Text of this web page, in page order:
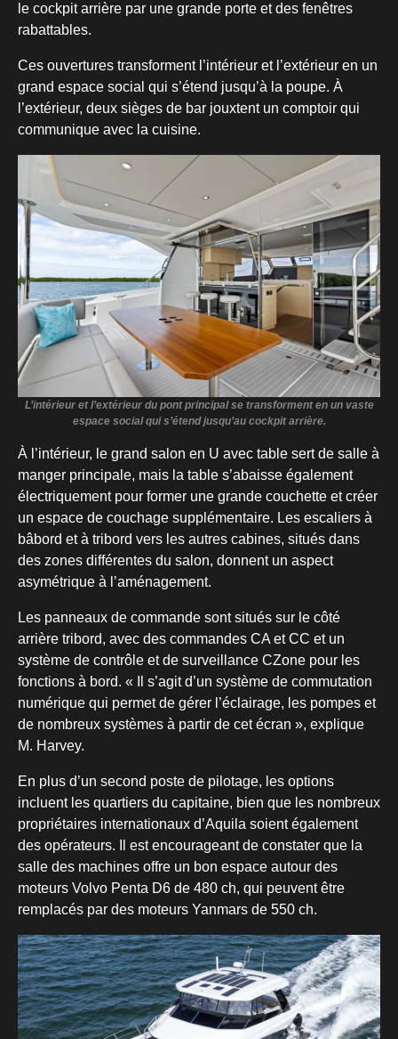
le cockpit arrière par une grande porte et des fenêtres
rabattables.
Ces ouvertures transforment l’intérieur et l’extérieur en un
grand espace social qui s’étend jusqu’à la poupe. À
l’extérieur, deux sièges de bar jouxtent un comptoir qui
communique avec la cuisine.
L’intérieur et l’extérieur du pont principal se transforment en un vaste
espace social qui s’étend jusqu’au cockpit arrière.
À l’intérieur, le grand salon en U avec table sert de salle à
manger principale, mais la table s’abaisse également
électriquement pour former une grande couchette et créer
un espace de couchage supplémentaire. Les escaliers à
bâbord et à tribord vers les autres cabines, situés dans
des zones différentes du salon, donnent un aspect
asymétrique à l’aménagement.
Les panneaux de commande sont situés sur le côté
arrière tribord, avec des commandes CA et CC et un
système de contrôle et de surveillance CZone pour les
fonctions à bord. « Il s’agit d’un système de commutation
numérique qui permet de gérer l’éclairage, les pompes et
de nombreux systèmes à partir de cet écran », explique
M. Harvey.
En plus d’un second poste de pilotage, les options
incluent les quartiers du capitaine, bien que les nombreux
propriétaires internationaux d’Aquila soient également
des opérateurs. Il est encourageant de constater que la
salle des machines offre un bon espace autour des
moteurs Volvo Penta D6 de 480 ch, qui peuvent être
remplacés par des moteurs Yanmars de 550 ch.